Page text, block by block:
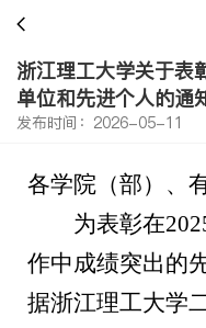
浙江理工大学关于表
单位和先进个人的通
发布时间：2026-05-11
各学院（部）、
为表彰在202
作中成绩突出的
据浙江理工大学